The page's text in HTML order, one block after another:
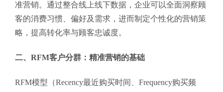
准营销。通过整合线上线下数据，企业可以全面洞察顾
客的消费习惯、偏好及需求，进而制定个性化的营销策
略，提高转化率与顾客忠诚度。
二、RFM客户分群：精准营销的基础
RFM模型（Recency最近购买时间、Frequency购买频